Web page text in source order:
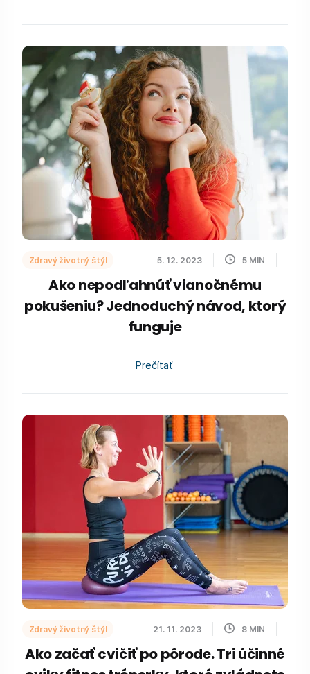
Zdravý životný štýl 5. 12. 2023 5 MIN
Ako nepodľahnúť vianočnému
pokušeniu? Jednoduchý návod, ktorý
funguje
Prečítať
Zdravý životný štýl 21. 11. 2023 8 MIN
Ako začať cvičiť po pôrode. Tri účinné